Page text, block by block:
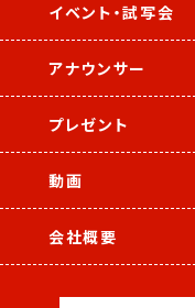
イベント・試写会
アナウンサー
プレゼント
動画
会社概要